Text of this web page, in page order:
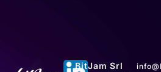
BitJam Srl